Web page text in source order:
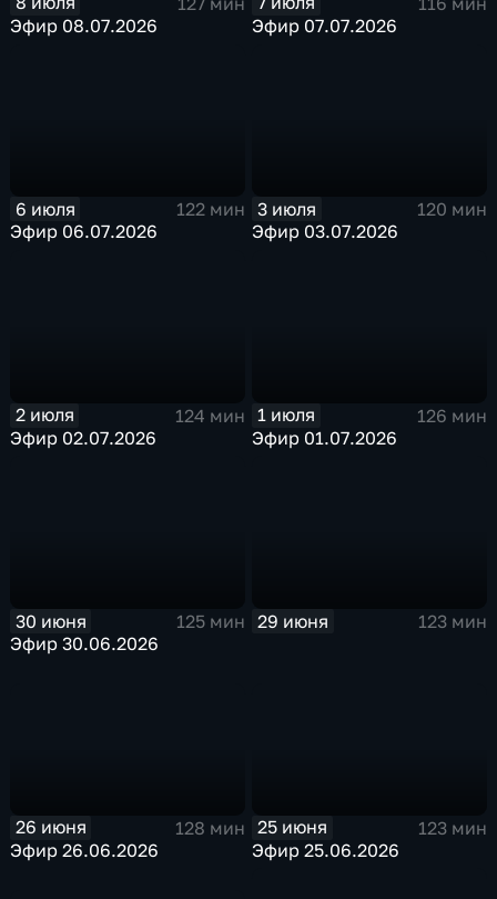
Эфир 08.07.2026
Эфир 07.07.2026
6 июля
122 мин
Эфир 06.07.2026
3 июля
120 мин
Эфир 03.07.2026
2 июля
124 мин
Эфир 02.07.2026
1 июля
126 мин
Эфир 01.07.2026
30 июня
125 мин
Эфир 30.06.2026
29 июня 123 мин
26 июня
128 мин
Эфир 26.06.2026
25 июня
123 мин
Эфир 25.06.2026